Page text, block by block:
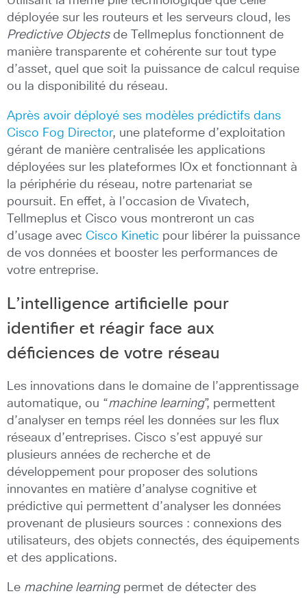
déployée sur les routeurs et les serveurs cloud, les
Predictive Objectsde Tellmeplus fonctionnent de
manière transparente et cohérente sur tout type
d’asset, quel que soit la puissance de calcul requise
ou la disponibilité du réseau.
Après avoir déployé ses modèles prédictifs dans
Cisco Fog Director, une plateforme d’exploitation
gérant de manière centralisée les applications
déployées sur les plateformes IOx et fonctionnant à
la périphérie du réseau, notre partenariat se
poursuit. En effet, à l’occasion de Vivatech,
Tellmeplus et Cisco vous montreront un cas
d’usage avec Cisco Kinetic pour libérer la puissance
de vos données et booster les performances de
votre entreprise.
L’intelligence artificielle pour
identifier et réagir face aux
déficiences de votre réseau
Les innovations dans le domaine de l’apprentissage
automatique, ou “machine learning”, permettent
d’analyser en temps réel les données sur les flux
réseaux d’entreprises. Cisco s’est appuyé sur
plusieurs années de recherche et de
développement pour proposer des solutions
innovantes en matière d’analyse cognitive et
prédictive qui permettent d’analyser les données
provenant de plusieurs sources : connexions des
utilisateurs, des objets connectés, des équipements
et des applications.
Le machine learningpermet de détecter des